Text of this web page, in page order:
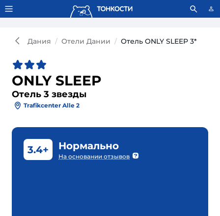
Тонкости используют сookie-файлы. Что это значит?
Дания Отели Дании Отель ONLY SLEEP 3*
ONLY SLEEP
Отель 3 звезды
Trafikcenter Alle 2
3.4+ Нормально
На основании отзывов